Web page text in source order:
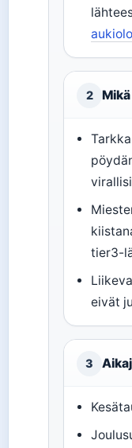
2
tier3-
eivät
3